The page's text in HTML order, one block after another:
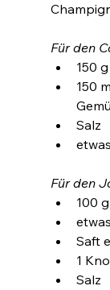
Für den
150
150
Salz
Für den
100
Saft
1
Salz